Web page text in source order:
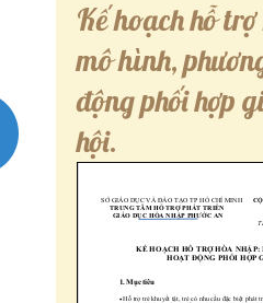
Tài Liệu Tham Khảo
Góc Báo Chí
Quyết định – Kế
Kế hoạch hỗ
mô hình,
động phối hợp
hội.